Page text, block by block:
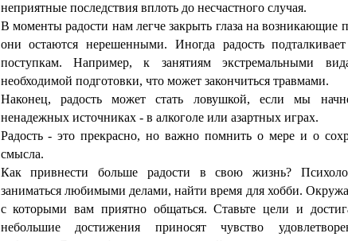
неприятные последствия вплоть до несчастного случая.
В моменты радости нам легче закрыть глаза на возникающие
они остаются нерешенными. Иногда радость
поступкам. Например, к занятиям экстремальными
необходимой подготовки, что может закончиться травмами.
Наконец, радость может стать ловушкой, если мы
ненадежных источниках - в алкоголе или азартных играх.
Радость - это прекрасно, но важно помнить о мере и о
смысла.
Как привнести больше радости в свою жизнь?
заниматься любимыми делами, найти время для хобби.
с которыми вам приятно общаться. Ставьте цели и
небольшие достижения приносят чувство